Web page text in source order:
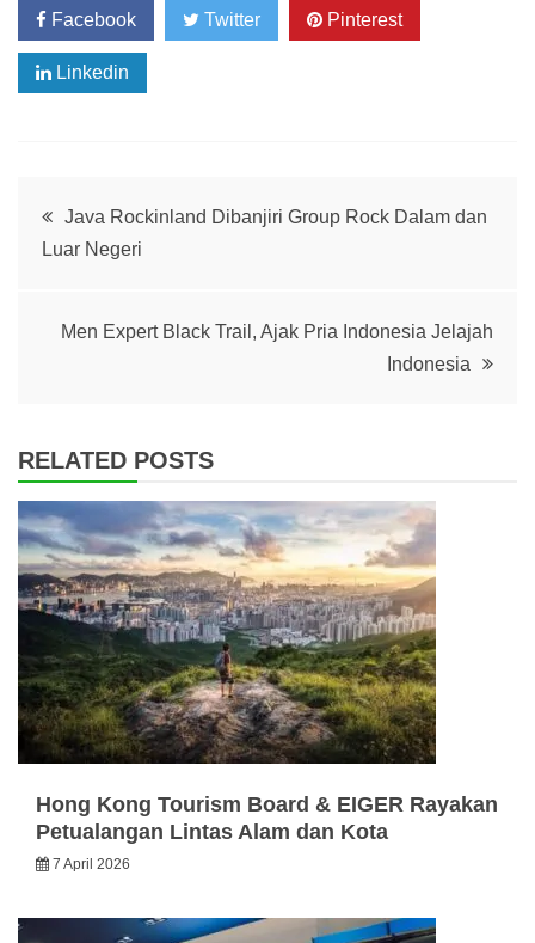
Facebook Twitter Pinterest
Linkedin
Post
navigation
Java Rockinland Dibanjiri Group Rock Dalam dan
Luar Negeri
Men Expert Black Trail, Ajak Pria Indonesia Jelajah
Indonesia
RELATED POSTS
Hong Kong Tourism Board & EIGER Rayakan
Petualangan Lintas Alam dan Kota
7 April 2026